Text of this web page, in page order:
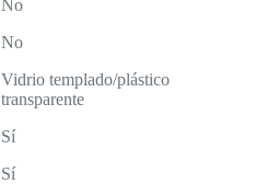
No
No
Vidrio templado/plástico
transparente
Sí
Sí